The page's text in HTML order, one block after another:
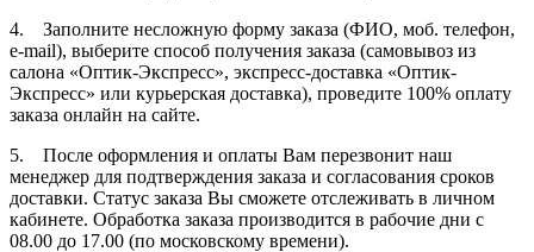
4. Заполните несложную форму заказа (ФИО, моб. телефон,
e-mail), выберите способ получения заказа (самовывоз из
салона «Оптик-Экспресс», экспресс-доставка «Оптик-
Экспресс» или курьерская доставка), проведите 100% оплату
заказа онлайн на сайте.
5. После оформления и оплаты Вам перезвонит наш
менеджер для подтверждения заказа и согласования сроков
доставки. Статус заказа Вы сможете отслеживать в личном
кабинете. Обработка заказа производится в рабочие дни с
08.00 до 17.00 (по московскому времени).